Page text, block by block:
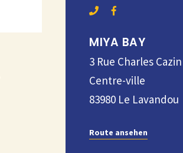
MIYA BAY
3 Rue Charles Cazin
Centre-ville
83980 Le Lavandou
Route ansehen